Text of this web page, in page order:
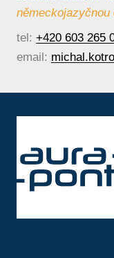
německojazyčnou
tel: +420 603 265
email: